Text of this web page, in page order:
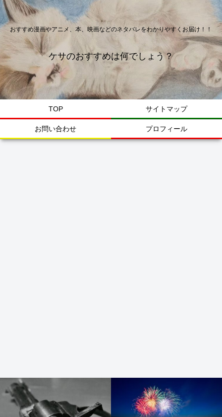
おすすめ漫画やアニメ、本、映画などのネタバレをわかりやすくお届け！！
ケサのおすすめは何でしょう？
TOP サイトマップ
お問い合わせ プロフィール